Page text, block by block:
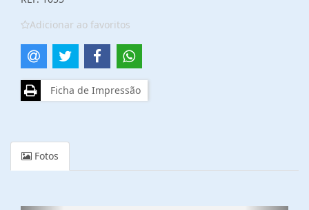
Adicionar ao favoritos
Ficha de Impressão
Fotos